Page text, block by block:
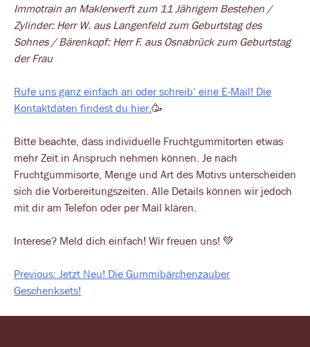
Immotrain an Maklerwerft zum 11 Jährigem Bestehen /
Zylinder: Herr W. aus Langenfeld zum Geburtstag des
Sohnes /Bärenkopf: Herr F. aus Osnabrück zum Geburtstag
der Frau
Rufe uns ganz einfach an oder schreib‘ eine E-Mail! Die
Kontaktdaten findest du hier.🥳
Bitte beachte, dass individuelle Fruchtgummitorten etwas
mehr Zeit in Anspruch nehmen können. Je nach
Fruchtgummisorte, Menge und Art des Motivs unterscheiden
sich die Vorbereitungszeiten. Alle Details können wir jedoch
mit dir am Telefon oder per Mail klären.
Interese? Meld dich einfach! Wir freuen uns! 💚
Beitragsnavigation
Previous: Jetzt Neu! Die Gummibärchenzauber
Geschenksets!